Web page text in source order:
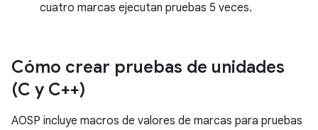
cuatro marcas ejecutan pruebas 5 veces.
Cómo crear pruebas de unidades
(C y C++)
AOSP incluye macros de valores de marcas para pruebas